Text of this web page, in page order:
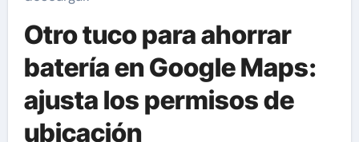
Otro tuco para ahorrar
batería en Google Maps:
ajusta los permisos de
ubicación